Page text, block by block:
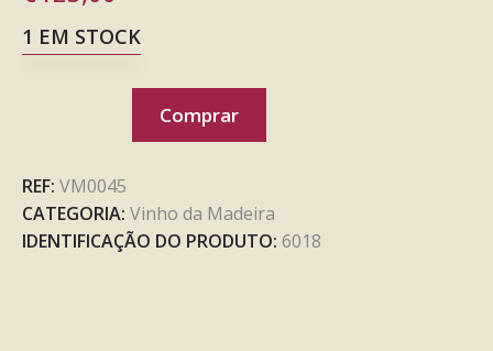
1 EM STOCK
Comprar
REF: VM0045
CATEGORIA: Vinho da Madeira
IDENTIFICAÇÃO DO PRODUTO: 6018